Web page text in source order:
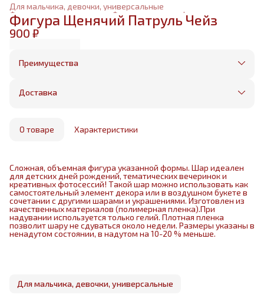
Для мальчика, девочки, универсальные
Фольгированные фигуры
Фольгированные шары
Главная
Фигура Щенячий Патруль Чейз
900 ₽
Преимущества
Оплата частями в Сплит
Бесплатная доставка в пределах КАД
маркетплейса
Доставка
О товаре Характеристики
Сложная, объемная фигура указанной формы. Шар идеален
для детских дней рождений, тематических вечеринок и
креативных фотосессий! Такой шар можно использовать как
самостоятельный элемент декора или в воздушном букете в
сочетании с другими шарами и украшениями. Изготовлен из
качественных материалов (полимерная пленка).При
надувании используется только гелий. Плотная пленка
позволит шару не сдуваться около недели. Размеры указаны в
ненадутом состоянии, в надутом на 10-20 % меньше.
Для мальчика, девочки, универсальные